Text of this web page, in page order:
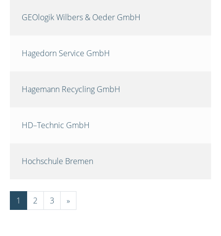
GEOlogik Wilbers & Oeder GmbH
Hagedorn Service GmbH
Hagemann Recycling GmbH
HD–Technic GmbH
Hochschule Bremen
1 2 3 »